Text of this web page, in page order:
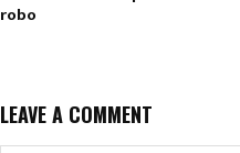
robo
LEAVE A COMMENT